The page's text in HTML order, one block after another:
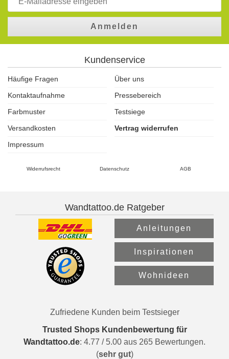
Anmelden
Kundenservice
Häufige Fragen
Über uns
Kontaktaufnahme
Pressebereich
Farbmuster
Testsiege
Versandkosten
Vertrag widerrufen
Impressum
Widerrufsrecht Datenschutz AGB
Wandtattoo.de Ratgeber
Anleitungen
Inspirationen
Wohnideen
Zufriedene Kunden beim Testsieger
Trusted Shops Kundenbewertung für
Wandtattoo.de: 4.77 / 5.00 aus 265 Bewertungen.
(sehr gut)